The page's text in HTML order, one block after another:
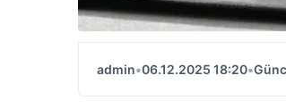
admin•06.12.2025 18:20•